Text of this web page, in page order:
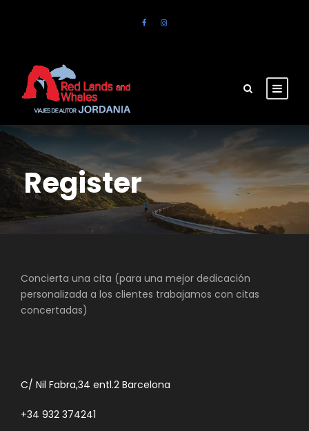
Register
Concierta una cita (para una mejor dedicación
personalizada a los clientes trabajamos con citas
concertadas)
C/ Nil Fabra,34 entl.2 Barcelona
+34 932 374241